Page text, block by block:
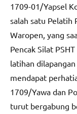
1709-01/Yapsel
salah satu Pelatih
Waropen, yang
Pencak Silat
latihan
mendapat
1709/Yawa dan
turut bergabung